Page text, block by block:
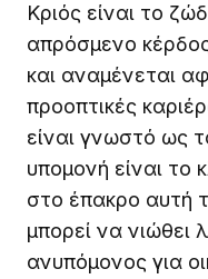
Κριός είναι το
απρόσμενο
και αναμένεται
προοπτικές
είναι γνωστό ως
υπομονή είναι το
στο έπακρο αυτή
μπορεί να νιώθει
ανυπόμονος για